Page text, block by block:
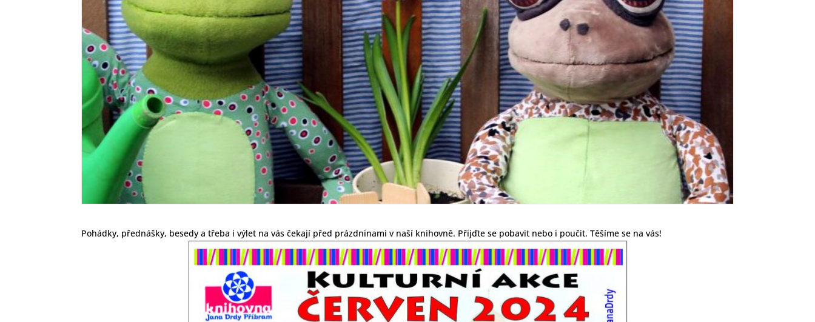
Pohádky, přednášky, besedy a třeba i výlet na vás čekají před prázdninami v naší knihovně. Přijďte se pobavit nebo i poučit. Těšíme se na vás!